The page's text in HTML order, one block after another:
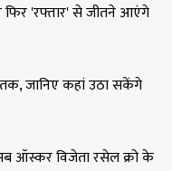
फिर 'रफ्तार' से जीतने आएंगे
जानिए कहां उठा सकेंगे
ऑस्कर विजेता रसेल क्रो के